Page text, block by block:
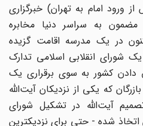
پس از ورود امام به تهران) خبرگزاری
به سراسر دنیا مخابره
در یک مدرسه اقامت گزیده
شورای انقلابی اسلامی تدارک
کشور به سوی برقراری یک
که یکی از نزدیکان آیت‌الله
آیت‌الله در تشکیل شورای
شده - حتی برای نزدیکترین